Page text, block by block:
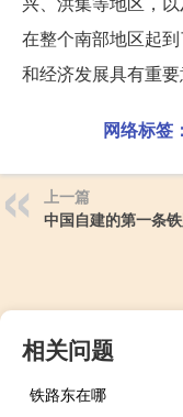
在整个南部地区起
和经济发展具有重要
网络标签：
上一篇
中国自建的第一条
相关问题
铁路东在哪